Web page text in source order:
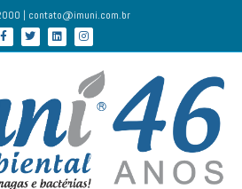
| contato@imuni.com.br
FacebookTwitterLinkedinInstagram